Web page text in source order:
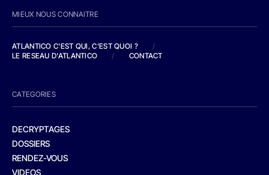
MIEUX NOUS CONNAITRE
ATLANTICO C'EST QUI, C'EST QUOI ?
/
LE RESEAU D'ATLANTICO
/ CONTACT
CATEGORIES
DECRYPTAGES
DOSSIERS
RENDEZ-VOUS
VIDEOS